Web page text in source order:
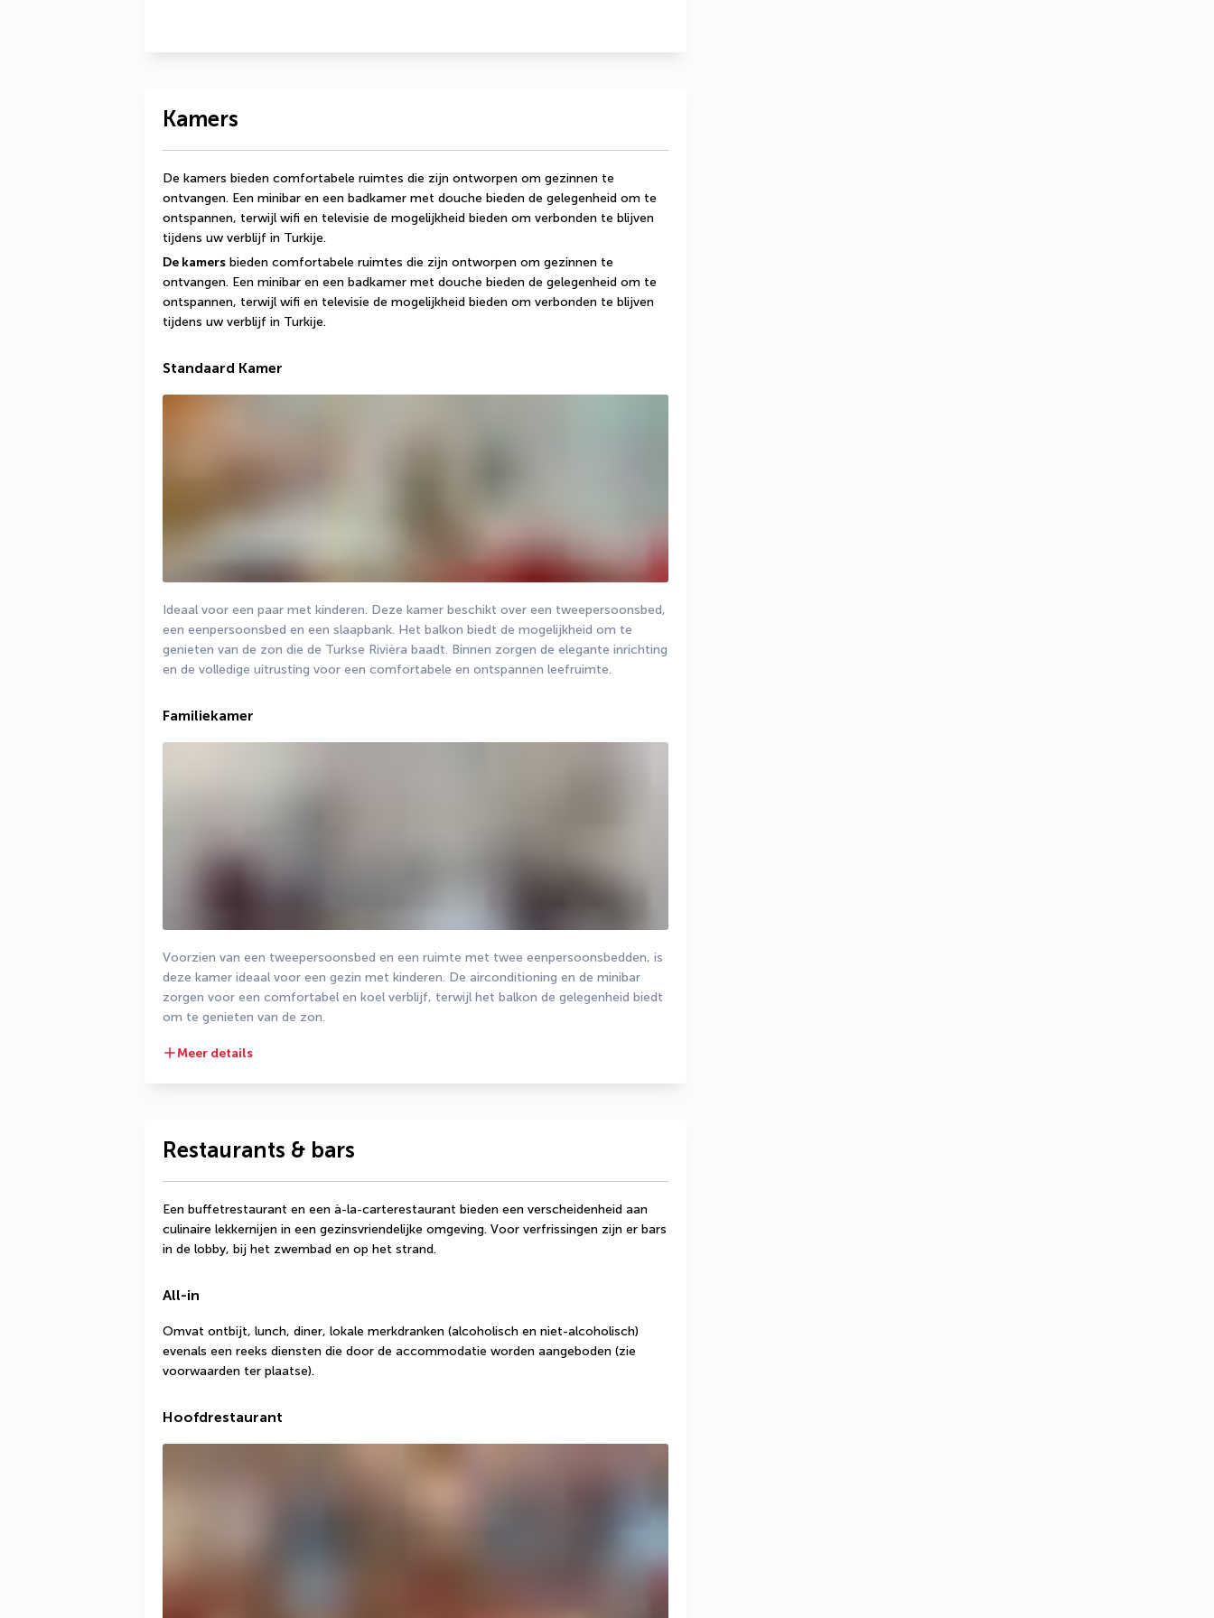
Kamers
De kamers bieden comfortabele ruimtes die zijn ontworpen om gezinnen te
ontvangen. Een minibar en een badkamer met douche bieden de gelegenheid om te
ontspannen, terwijl wifi en televisie de mogelijkheid bieden om verbonden te blijven
tijdens uw verblijf in Turkije.
De kamers bieden comfortabele ruimtes die zijn ontworpen om gezinnen te
ontvangen. Een minibar en een badkamer met douche bieden de gelegenheid om te
ontspannen, terwijl wifi en televisie de mogelijkheid bieden om verbonden te blijven
tijdens uw verblijf in Turkije.
Standaard Kamer
Ideaal voor een paar met kinderen. Deze kamer beschikt over een tweepersoonsbed,
een eenpersoonsbed en een slaapbank. Het balkon biedt de mogelijkheid om te
genieten van de zon die de Turkse Rivièra baadt. Binnen zorgen de elegante inrichting
en de volledige uitrusting voor een comfortabele en ontspannen leefruimte.
Familiekamer
Voorzien van een tweepersoonsbed en een ruimte met twee eenpersoonsbedden, is
deze kamer ideaal voor een gezin met kinderen. De airconditioning en de minibar
zorgen voor een comfortabel en koel verblijf, terwijl het balkon de gelegenheid biedt
om te genieten van de zon.
Meer details
Restaurants & bars
Een buffetrestaurant en een à-la-carterestaurant bieden een verscheidenheid aan
culinaire lekkernijen in een gezinsvriendelijke omgeving. Voor verfrissingen zijn er bars
in de lobby, bij het zwembad en op het strand.
All-in
Omvat ontbijt, lunch, diner, lokale merkdranken (alcoholisch en niet-alcoholisch)
evenals een reeks diensten die door de accommodatie worden aangeboden (zie
voorwaarden ter plaatse).
Hoofdrestaurant